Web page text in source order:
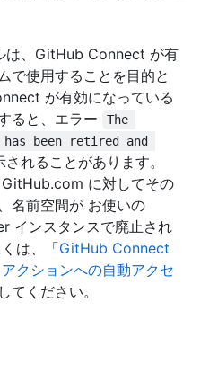
は、GitHub Connect が有
で使用することを目的と
が有効になっている
ると、エラー
The
has been retired and
されることがあります。
に対してその
名前空間が お使いの
インスタンスで廃止され
は、「GitHub Connect
クションへの自動アクセ
てください。